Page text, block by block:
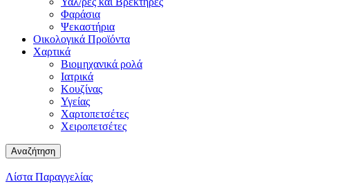
Φαράσια
Ψεκαστήρια
Οικολογικά Προϊόντα
Χαρτικά
Βιομηχανικά ρολά
Ιατρικά
Κουζίνας
Υγείας
Χαρτοπετσέτες
Χειροπετσέτες
Αναζήτηση
Λίστα Παραγγελίας